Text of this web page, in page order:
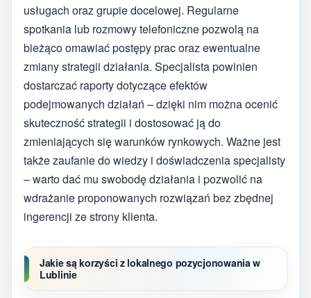
usługach oraz grupie docelowej. Regularne
spotkania lub rozmowy telefoniczne pozwolą na
bieżąco omawiać postępy prac oraz ewentualne
zmiany strategii działania. Specjalista powinien
dostarczać raporty dotyczące efektów
podejmowanych działań – dzięki nim można ocenić
skuteczność strategii i dostosować ją do
zmieniających się warunków rynkowych. Ważne jest
także zaufanie do wiedzy i doświadczenia specjalisty
– warto dać mu swobodę działania i pozwolić na
wdrażanie proponowanych rozwiązań bez zbędnej
ingerencji ze strony klienta.
Jakie są korzyści z lokalnego pozycjonowania w
Lublinie